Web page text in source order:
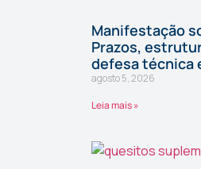
Manifestação
Prazos,
defesa técnica
agosto 5, 2026
Leia mais »